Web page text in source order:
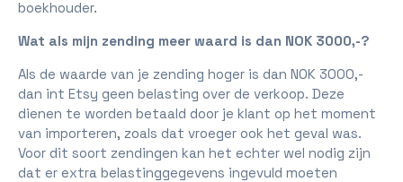
boekhouder.
Wat als mijn zending meer waard is dan NOK 3000,-?
Als de waarde van je zending hoger is dan NOK 3000,-
dan int Etsy geen belasting over de verkoop. Deze
dienen te worden betaald door je klant op het moment
van importeren, zoals dat vroeger ook het geval was.
Voor dit soort zendingen kan het echter wel nodig zijn
dat er extra belastinggegevens ingevuld moeten